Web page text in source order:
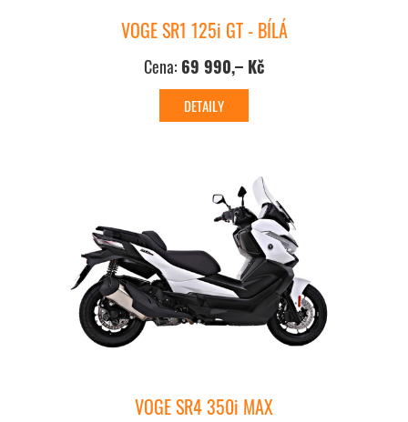
VOGE SR1 125i GT - BÍLÁ
Cena: 69 990,– Kč
VOGE SR4 350i MAX